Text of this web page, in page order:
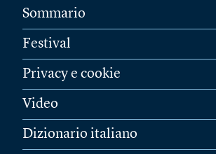
Sommario
Festival
Privacy e cookie
Video
Dizionario italiano